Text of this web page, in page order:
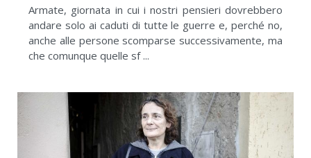
Armate, giornata in cui i nostri pensieri dovrebbero
andare solo ai caduti di tutte le guerre e, perché no,
anche alle persone scomparse successivamente, ma
che comunque quelle sf ...